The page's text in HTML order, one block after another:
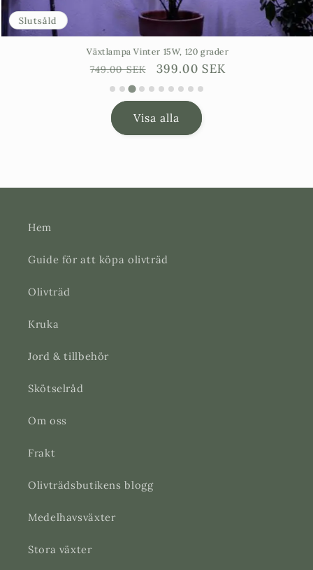
Slutsåld
Växtlampa Vinter 15W, 120 grader
Ordinarie
pris
749.00 SEK Försäljningspris
399.00 SEK
Visa alla
Hem
Guide för att köpa olivträd
Olivträd
Kruka
Jord & tillbehör
Skötselråd
Om oss
Frakt
Olivträdsbutikens blogg
Medelhavsväxter
Stora växter